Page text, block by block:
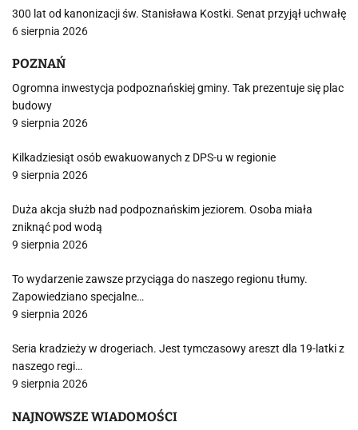
300 lat od kanonizacji św. Stanisława Kostki. Senat przyjął uchwałę
6 sierpnia 2026
POZNAŃ
Ogromna inwestycja podpoznańskiej gminy. Tak prezentuje się plac
budowy
9 sierpnia 2026
Kilkadziesiąt osób ewakuowanych z DPS-u w regionie
9 sierpnia 2026
Duża akcja służb nad podpoznańskim jeziorem. Osoba miała
zniknąć pod wodą
9 sierpnia 2026
To wydarzenie zawsze przyciąga do naszego regionu tłumy.
Zapowiedziano specjalne…
9 sierpnia 2026
Seria kradzieży w drogeriach. Jest tymczasowy areszt dla 19-latki z
naszego regi…
9 sierpnia 2026
NAJNOWSZE WIADOMOŚCI